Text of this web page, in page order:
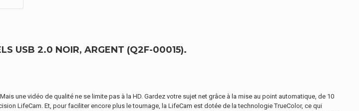
USB 2.0 NOIR, ARGENT (Q2F-00015).
une vidéo de qualité ne se limite pas à la HD. Gardez votre sujet net grâce à la mise au point automatique, de 10
LifeCam. Et, pour faciliter encore plus le tournage, la LifeCam est dotée de la technologie TrueColor, ce qui